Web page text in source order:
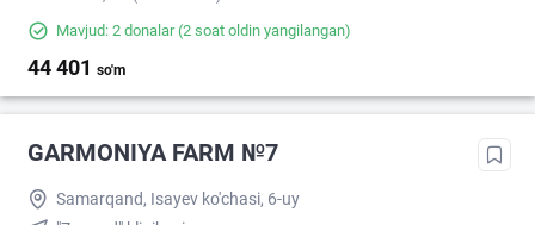
Mavjud: 2 donalar(2 soat oldin yangilangan)
44 401 so'm
GARMONIYA FARM №7
Samarqand, Isayev ko'chasi, 6-uy